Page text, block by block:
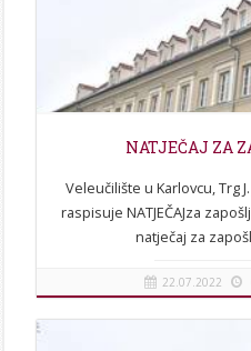
NATJEČAJ ZA
Veleučilište u Karlovcu, Trg
raspisuje NATJEČAJza
natječaj za
22.07.2022